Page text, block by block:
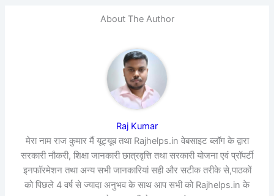
About The Author
Raj Kumar
मेरा नाम राज कुमार मैं यूट्यूब तथा Rajhelps.in वेबसाइट ब्लॉग के द्वारा
सरकारी नौकरी, शिक्षा जानकारी छात्रवृत्ति तथा सरकारी योजना एवं प्रॉपर्टी
इनफॉरमेशन तथा अन्य सभी जानकारियां सही और सटीक तरीके से,पाठकों
को पिछले 4 वर्ष से ज्यादा अनुभव के साथ आप सभी को Rajhelps.in के